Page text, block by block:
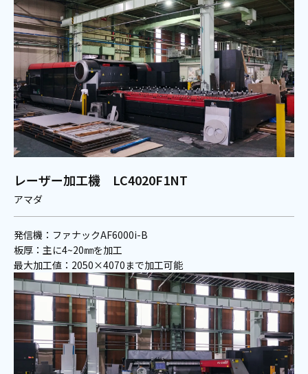
レーザー加工機 LC4020F1NT
アマダ
発信機：ファナックAF6000i-B
板厚：主に4~20㎜を加工
最大加工値：2050×4070まで加工可能